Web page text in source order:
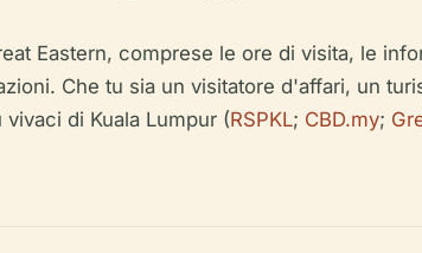
Eastern, comprese le ore di visita, le
Che tu sia un visitatore d'affari, un
di Kuala Lumpur (RSPKL; CBD.my;